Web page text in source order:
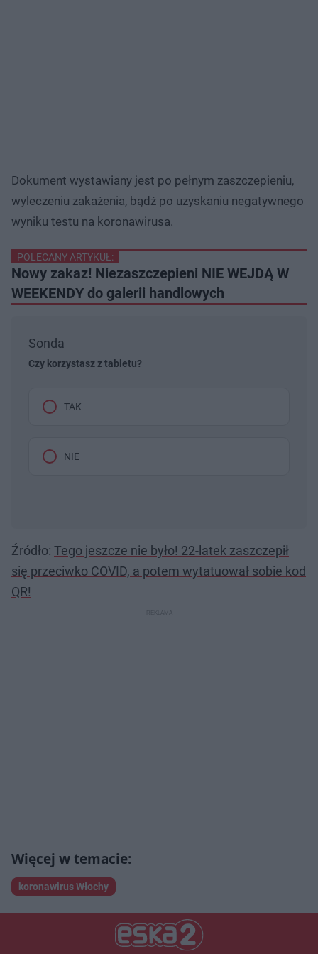
Dokument wystawiany jest po pełnym zaszczepieniu,
wyleczeniu zakażenia, bądź po uzyskaniu negatywnego
wyniku testu na koronawirusa.
POLECANY ARTYKUŁ:
Nowy zakaz! Niezaszczepieni NIE WEJDĄ W
WEEKENDY do galerii handlowych
Sonda
Czy korzystasz z tabletu?
TAK
NIE
Źródło: Tego jeszcze nie było! 22-latek zaszczepił
się przeciwko COVID, a potem wytatuował sobie kod
QR!
koronawirus Włochy